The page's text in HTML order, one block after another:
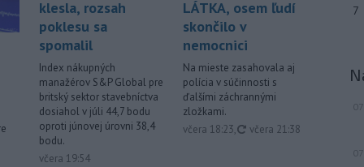
juhokórejská armáda.
klesla, rozsah
poklesu sa
spomalil
Index nákupných
manažérov S&P Global pre
britský sektor stavebníctva
dosiahol v júli 44,7 bodu
oproti júnovej úrovni 38,4
bodu.
včera 19:54
LÁTKA, osem ľudí
skončilo v
nemocnici
Na mieste zasahovala aj
polícia v súčinnosti s
ďalšími záchrannými
zložkami.
včera 18:23, aktualizované
včera 21:38
7